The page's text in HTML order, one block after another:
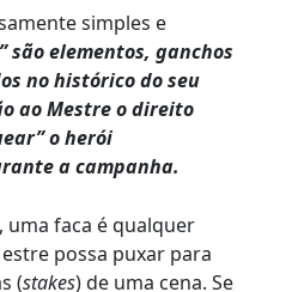
simples e
são elementos, ganchos
no histórico do seu
ao Mestre o direito
o herói
a campanha.
uma faca é qualquer
possa puxar para
(stakes) de uma cena. Se